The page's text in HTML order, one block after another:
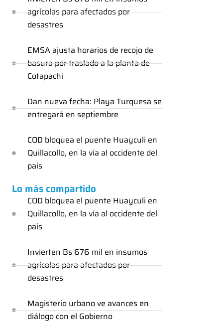
agrícolas para afectados por
desastres
EMSA ajusta horarios de recojo de
basura por traslado a la planta de
Cotapachi
Dan nueva fecha: Playa Turquesa se
entregará en septiembre
COD bloquea el puente Huayculi en
Quillacollo, en la vía al occidente del
país
Lo más compartido
COD bloquea el puente Huayculi en
Quillacollo, en la vía al occidente del
país
Invierten Bs 676 mil en insumos
agrícolas para afectados por
desastres
Magisterio urbano ve avances en
diálogo con el Gobierno